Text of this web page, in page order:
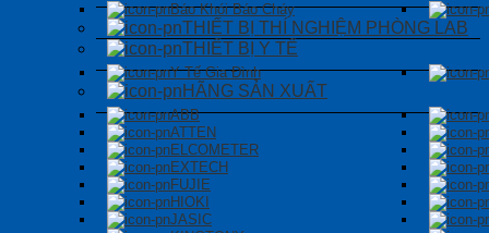
Báo Khói Báo Cháy
THIẾT BỊ THÍ NGHIỆM PHÒNG LAB
THIẾT BỊ Y TẾ
Y Tế Gia Đình
HÃNG SẢN XUẤT
ABB
ATTEN
ELCOMETER
EXTECH
FUJIE
HIOKI
JASIC